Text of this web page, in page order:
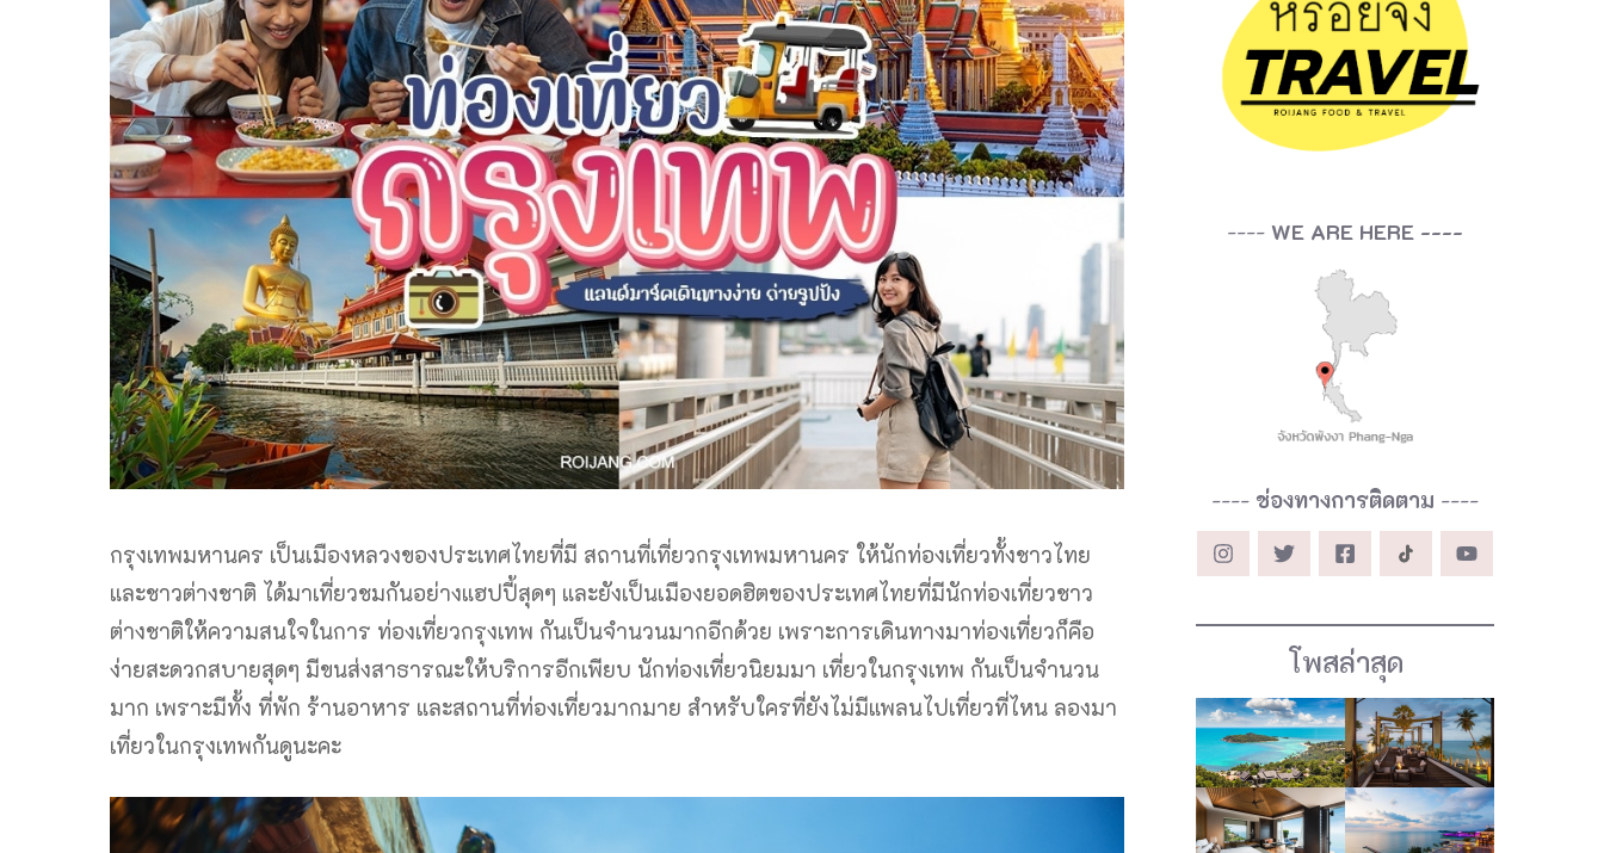
กรุงเทพมหานคร เป็นเมืองหลวงของประเทศไทยที่มี สถานที่เที่ยวกรุงเทพมหานคร ให้นักท่องเที่ยวทั้งชาวไทย
และชาวต่างชาติ ได้มาเที่ยวชมกันอย่างแฮปปี้สุดๆ และยังเป็นเมืองยอดฮิตของประเทศไทยที่มีนักท่องเที่ยวชาว
ต่างชาติให้ความสนใจในการ ท่องเที่ยวกรุงเทพ กันเป็นจำนวนมากอีกด้วย เพราะการเดินทางมาท่องเที่ยวก็คือ
ง่ายสะดวกสบายสุดๆ มีขนส่งสาธารณะให้บริการอีกเพียบ นักท่องเที่ยวนิยมมา เที่ยวในกรุงเทพ กันเป็นจำนวน
มาก เพราะมีทั้ง ที่พัก ร้านอาหาร และสถานที่ท่องเที่ยวมากมาย สำหรับใครที่ยังไม่มีแพลนไปเที่ยวที่ไหน ลองมา
เที่ยวในกรุงเทพกันดูนะคะ
---- WE ARE HERE ----
---- ช่องทางการติดตาม ----
โพสล่าสุด